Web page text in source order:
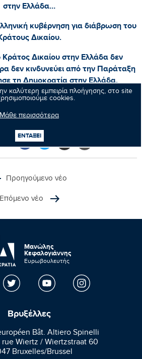
καλύτερη εμπειρία πλοήγησης, στο site
cookies.
Μάθε περισσότερα
ΕΝΤΑΞΕΙ
στην Ελλάδα…
κυβέρνηση για διάβρωση του
Δικαίου.
Δικαίου στην Ελλάδα δεν
δεν κινδυνεύει από την Παράταξη
τη Δημοκρατία στην Ελλάδα.
η σοβαρότητα.
Προηγούμενο νέο
Επόμενο νέο
Μανώλης
Κεφαλογιάννης
Ευρωβουλευτής
Βρυξέλλες
Bât. Altiero Spinelli
rue Wiertz / Wiertzstraat 60
Bruxelles/Brussel